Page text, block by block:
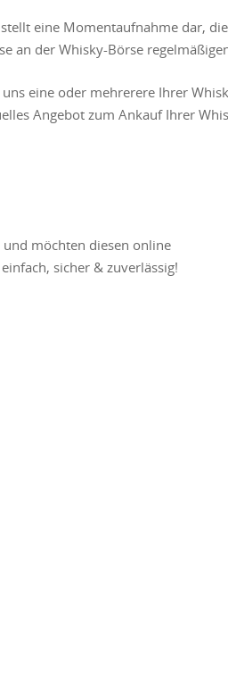
eine Momentaufnahme dar,
an der Whisky-Börse
eine oder mehrerere Ihrer
Angebot zum Ankauf Ihrer
möchten diesen online
sicher & zuverlässig!